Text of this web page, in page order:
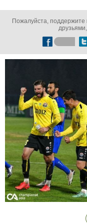
Пожалуйста, поддержите